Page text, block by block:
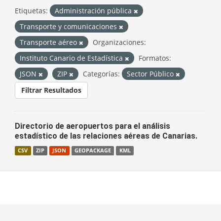
Etiquetas:
Administración pública
Transporte y comunicaciones
Transporte aéreo
Organizaciones:
Instituto Canario de Estadística
Formatos:
JSON
ZIP Categorías:
Sector Público
Filtrar Resultados
Directorio de aeropuertos para el análisis
estadístico de las relaciones aéreas de Canarias.
CSV ZIP JSON GEOPACKAGE KML